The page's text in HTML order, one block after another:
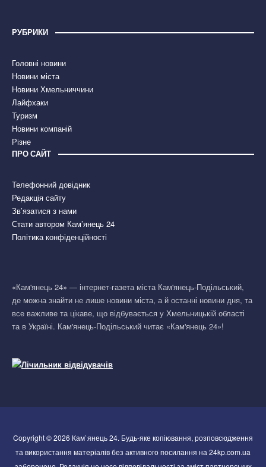
РУБРИКИ
Головні новини
Новини міста
Новини Хмельниччини
Лайфхаки
Туризм
Новини компаній
Різне
ПРО САЙТ
Телефонний довідник
Редакція сайту
Зв’язатися з нами
Стати автором Кам’янець 24
Політика конфіденційності
«Кам'янець 24» — інтернет-газета міста Кам'янець-Подільський,
де можна знайти не лише новини міста, а й останні новини дня, та
все важливе та цікаве, що відбувається у Хмельницькій області
та в Україні. Кам'янець-Подільський читає «Кам'янець 24»!
Copyright © 2026 Кам`янець 24. Будь-яке копіювання, розповсюдження
та використання матеріалів без активного посилання на 24kp.com.ua